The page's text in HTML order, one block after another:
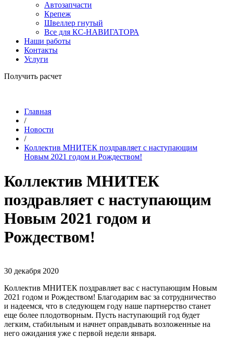
Автозапчасти
Крепеж
Швеллер гнутый
Все для КС-НАВИГАТОРА
Наши работы
Контакты
Услуги
Получить расчет
Главная
/
Новости
/
Коллектив МНИТЕК поздравляет с наступающим
Новым 2021 годом и Рождеством!
Коллектив МНИТЕК
поздравляет с наступающим
Новым 2021 годом и
Рождеством!
30 декабря 2020
Коллектив МНИТЕК поздравляет вас с наступающим Новым
2021 годом и Рождеством! Благодарим вас за сотрудничество
и надеемся, что в следующем году наше партнерство станет
еще более плодотворным. Пусть наступающий год будет
легким, стабильным и начнет оправдывать возложенные на
него ожидания уже с первой недели января.